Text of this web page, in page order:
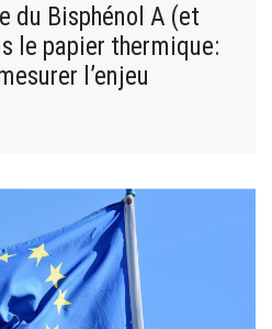
du Bisphénol A (et
le papier thermique:
l’enjeu